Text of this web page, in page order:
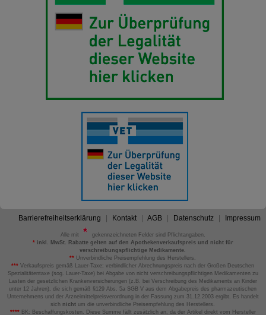
Barrierefreiheitserklärung Kontakt AGB Datenschutz Impressum
Alle mit
gekennzeichneten Felder sind Pflichtangaben.
*inkl. MwSt. Rabatte gelten auf den Apothekenverkaufspreis und nicht für
verschreibungspflichtige Medikamente.
** Unverbindliche Preisempfehlung des Herstellers.
*** Verkaufspreis gemäß Lauer-Taxe; verbindlicher Abrechnungspreis nach der Großen Deutschen
Spezialitätentaxe (sog. Lauer-Taxe) bei Abgabe von nicht verschreibungspflichtigen Medikamenten zu
Lasten der gesetzlichen Krankenversicherungen (z.B. bei Verschreibung des Medikaments an Kinder
unter 12 Jahren), die sich gemäß §129 Abs. 5a SGB V aus dem Abgabepreis des pharmazeutischen
Unternehmens und der Arzneimittelpreisverordnung in der Fassung zum 31.12.2003 ergibt. Es handelt
sich nicht um die unverbindliche Preisempfehlung des Herstellers.
****BK: Beschaffungskosten. Diese Summe fällt zusätzlich an, da der Artikel direkt vom Hersteller